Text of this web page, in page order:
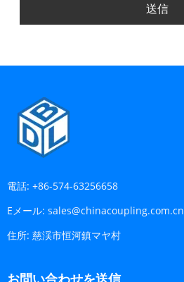
送信
電話: +86-574-63256658
Eメール: sales@chinacoupling.com.cn
住所: 慈渓市恒河鎮マヤ村
お問い合わせを送信